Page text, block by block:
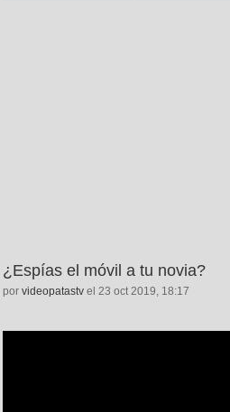
¿Espías el móvil a tu novia?
por videopatastv el 23 oct 2019, 18:17